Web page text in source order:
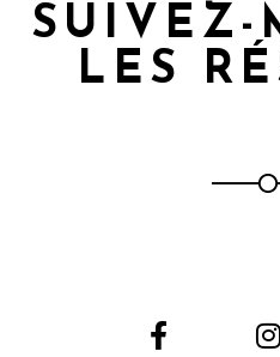
SUIVEZ-
LES